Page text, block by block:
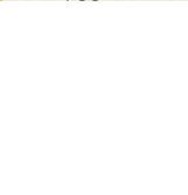
4:00 p.m.